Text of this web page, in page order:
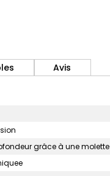
Avis
grâce à une molette